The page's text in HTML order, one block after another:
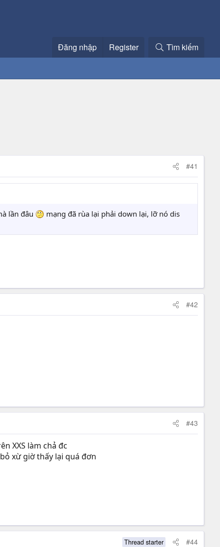
Đăng nhập Register Tìm kiếm
#41
lần đâu mạng đã rùa lại phải down lại, lỡ nó dis
#42
#43
XXS làm chả đc
xừ giờ thấy lại quá đơn
Thread starter #44